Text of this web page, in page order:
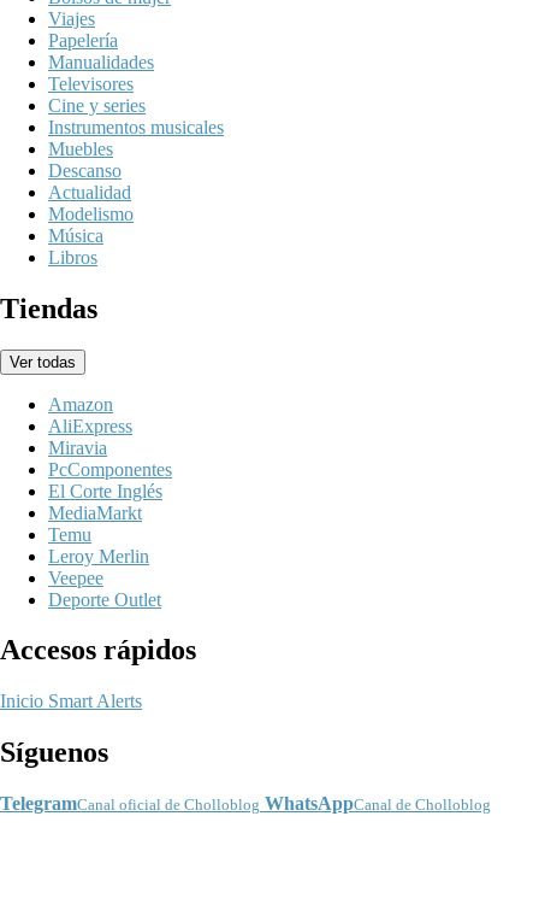
Viajes
Papelería
Manualidades
Televisores
Cine y series
Instrumentos musicales
Muebles
Descanso
Actualidad
Modelismo
Música
Libros
Tiendas
Ver todas
Amazon
AliExpress
Miravia
PcComponentes
El Corte Inglés
MediaMarkt
Temu
Leroy Merlin
Veepee
Deporte Outlet
Accesos rápidos
Inicio Smart Alerts
Síguenos
TelegramCanal oficial de Cholloblog WhatsAppCanal de Cholloblog